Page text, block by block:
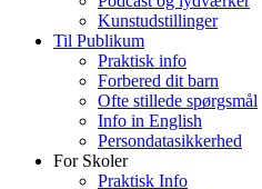
Kunstudstillinger
Til Publikum
Praktisk info
Forbered dit barn
Ofte stillede spørgsmål
Info in English
Persondatasikkerhed
For Skoler
Praktisk Info